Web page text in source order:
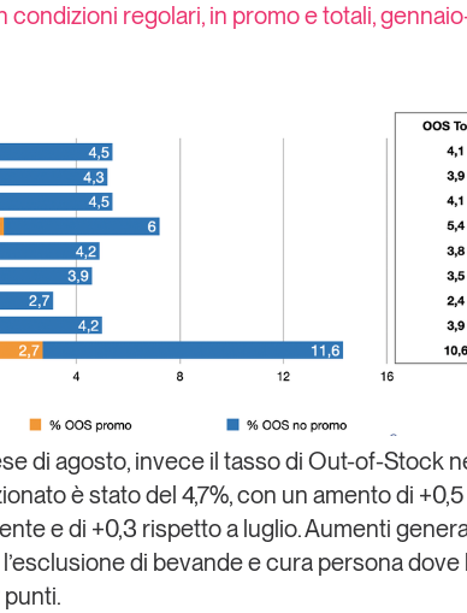
condizioni regolari, in promo e totali,
di agosto, invece il tasso di Out-of-Stock
è stato del 4,7%, con un amento di
e di +0,3 rispetto a luglio. Aumenti
di bevande e cura persona dove